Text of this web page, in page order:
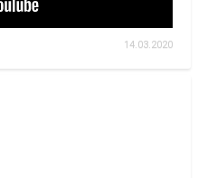
14.03.2020